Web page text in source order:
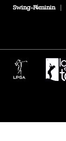
Swing-Féminin